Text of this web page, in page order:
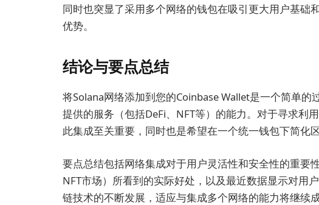
同时也突显了采用多个网络的钱包在吸引更大用户基础
优势。
结论与要点总结
将Solana网络添加到您的Coinbase Wallet是一个简单
提供的服务（包括DeFi、NFT等）的能力。对于寻求利
此集成至关重要，同时也是希望在一个统一钱包下简化
要点总结包括网络集成对于用户灵活性和安全性的重要
NFT市场）所看到的实际好处，以及最近数据显示对用
链技术的不断发展，适应与集成多个网络的能力将继续